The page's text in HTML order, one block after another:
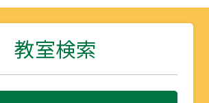
教室検索